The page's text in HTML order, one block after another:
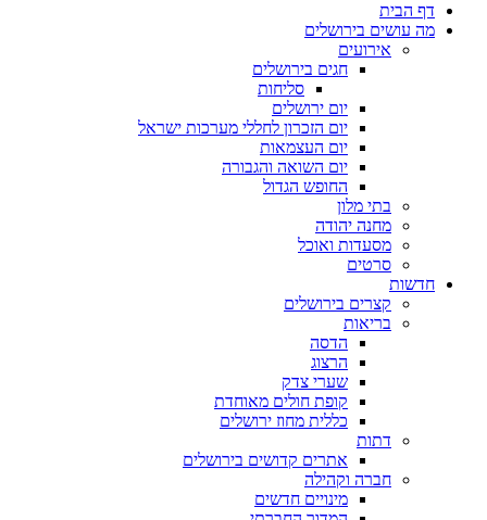
דף הבית
מה עושים בירושלים
אירועים
חגים בירושלים
סליחות
יום ירושלים
יום הזכרון לחללי מערכות ישראל
יום העצמאות
יום השואה והגבורה
החופש הגדול
בתי מלון
מחנה יהודה
מסעדות ואוכל
סרטים
חדשות
קצרים בירושלים
בריאות
הדסה
הרצוג
שערי צדק
קופת חולים מאוחדת
כללית מחוז ירושלים
דתות
אתרים קדושים בירושלים
חברה וקהילה
מינויים חדשים